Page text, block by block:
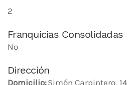
2
Franquicias Consolidadas
No
Dirección
Domicilio:Simón Carpintero, 14